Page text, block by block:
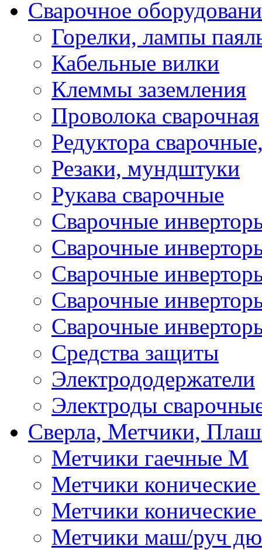
Сварочное
Горелки, лампы
Кабельные вилки
Клеммы заземления
Проволока сварочная
Редуктора
Резаки, мундштуки
Рукава сварочные
Сварочные
Сварочные
Сварочные
Сварочные
Сварочные
Средства защиты
Электрододержатели
Электроды
Сверла, Метчики,
Метчики гаечные М
Метчики
Метчики
Метчики маш/руч